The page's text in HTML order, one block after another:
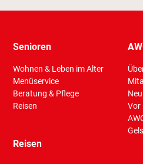
Senioren
Wohnen & Leben im Alter
Menüservice
Beratung & Pflege
Reisen
Vor
Reisen